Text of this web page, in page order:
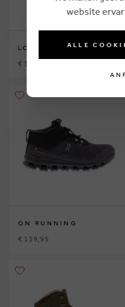
LOWA
€ 179,95
ON RUNNING
€ 139,95
website
ALLE